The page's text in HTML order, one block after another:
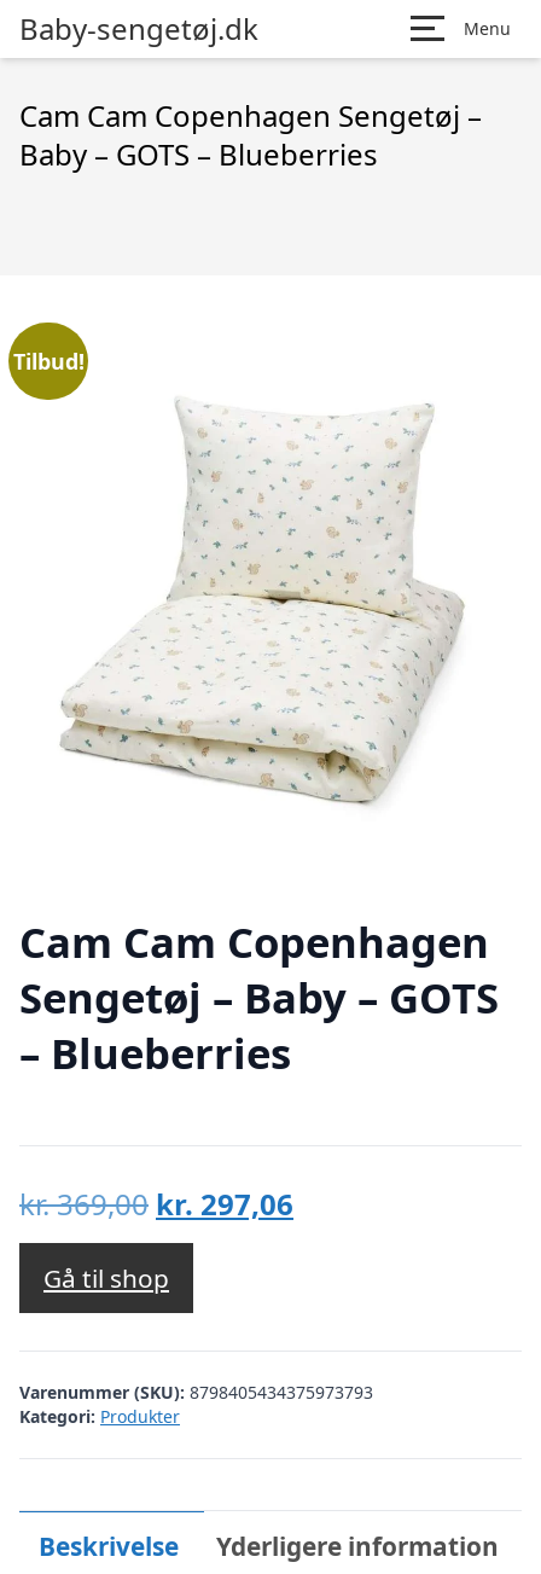
Baby-sengetøj.dk Menu
Cam Cam Copenhagen Sengetøj –
Baby – GOTS – Blueberries
Tilbud!
Cam Cam Copenhagen
Sengetøj – Baby – GOTS
– Blueberries
kr.369,00 Den
oprindelige
pris
var:
kr. 369,00.
kr. 297,06
kr. 297,06.
Gå til shop
Varenummer (SKU): 8798405434375973793
Kategori: Produkter
Beskrivelse Yderligere information